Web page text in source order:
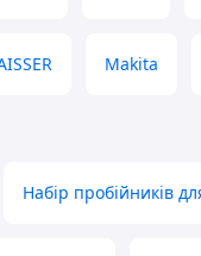
Makita
Набір пробійників